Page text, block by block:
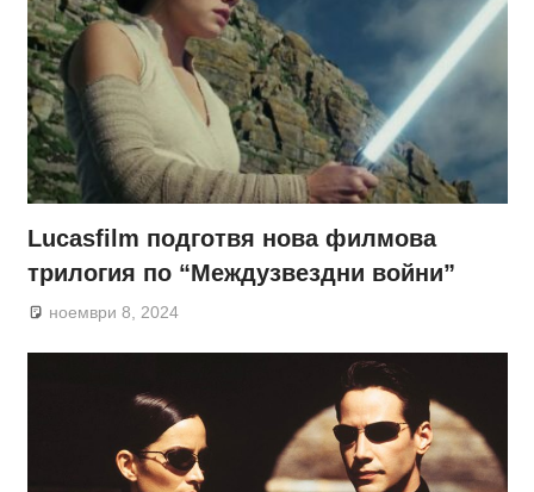
Lucasfilm подготвя нова филмова
трилогия по “Междузвездни войни”
ноември 8, 2024